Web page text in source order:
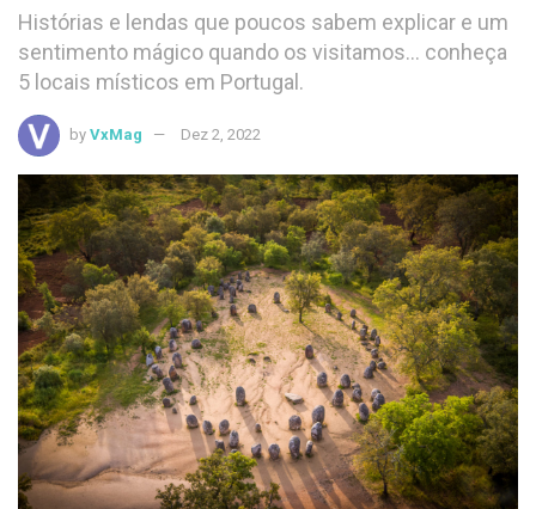
Histórias e lendas que poucos sabem explicar e um
sentimento mágico quando os visitamos... conheça
5 locais místicos em Portugal.
by VxMag Dez 2, 2022